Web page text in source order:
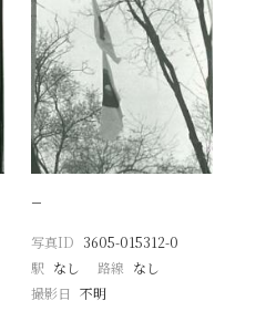
−
写真ID 3605-015312-0
駅 なし 路線 なし
撮影日 不明